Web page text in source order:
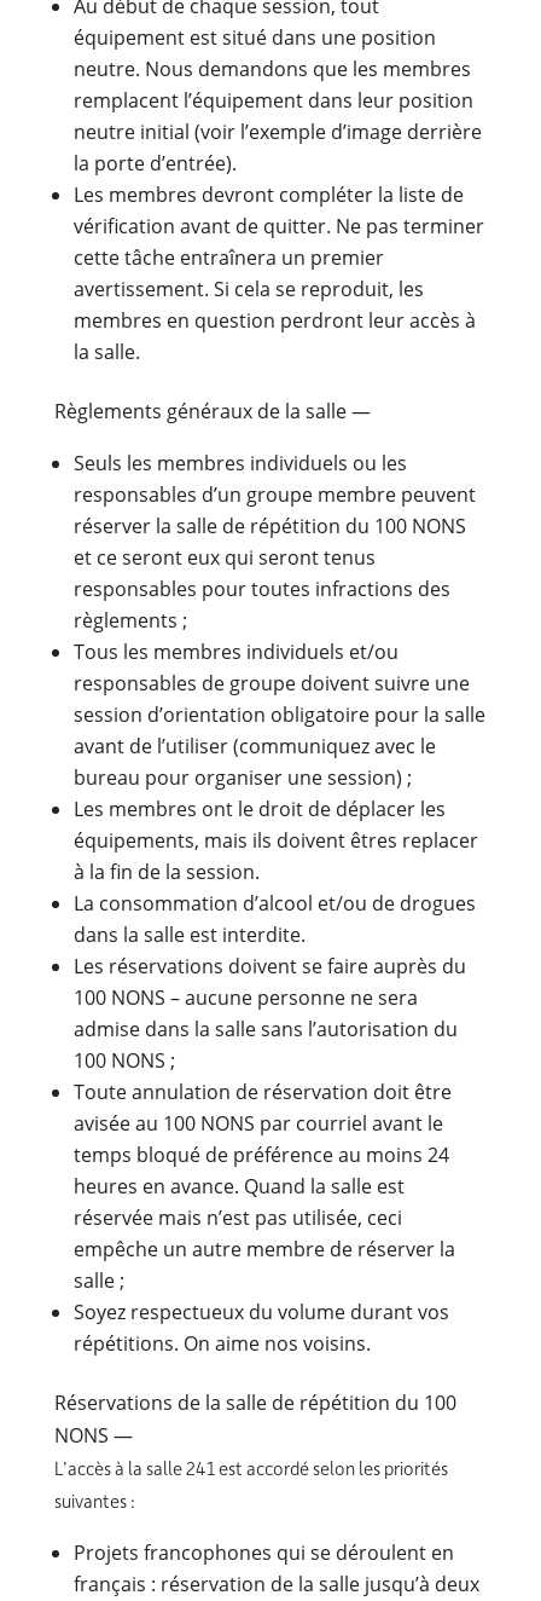
Au début de chaque session, tout
équipement est situé dans une position
neutre. Nous demandons que les membres
remplacent l’équipement dans leur position
neutre initial (voir l’exemple d’image derrière
la porte d’entrée).
Les membres devront compléter la liste de
vérification avant de quitter. Ne pas terminer
cette tâche entraînera un premier
avertissement. Si cela se reproduit, les
membres en question perdront leur accès à
la salle.
Règlements généraux de la salle—
Seuls les membres individuels ou les
responsables d’un groupe membre peuvent
réserver la salle de répétition du 100 NONS
et ce seront eux qui seront tenus
responsables pour toutes infractions des
règlements ;
Tous les membres individuels et/ou
responsables de groupe doivent suivre une
session d’orientation obligatoire pour la salle
avant de l’utiliser (communiquez avec le
bureau pour organiser une session) ;
Les membres ont le droit de déplacer les
équipements, mais ils doivent êtres replacer
à la fin de la session.
La consommation d’alcool et/ou de drogues
dans la salle est interdite.
Les réservations doivent se faire auprès du
100 NONS – aucune personne ne sera
admise dans la salle sans l’autorisation du
100 NONS ;
Toute annulation de réservation doit être
avisée au 100 NONS par courriel avant le
temps bloqué de préférence au moins 24
heures en avance. Quand la salle est
réservée mais n’est pas utilisée, ceci
empêche un autre membre de réserver la
salle ;
Soyez respectueux du volume durant vos
répétitions. On aime nos voisins.
Réservations de la salle de répétition du 100
NONS —
L’accès à la salle 241 est accordé selon les priorités
suivantes :
Projets francophones qui se déroulent en
français : réservation de la salle jusqu’à deux